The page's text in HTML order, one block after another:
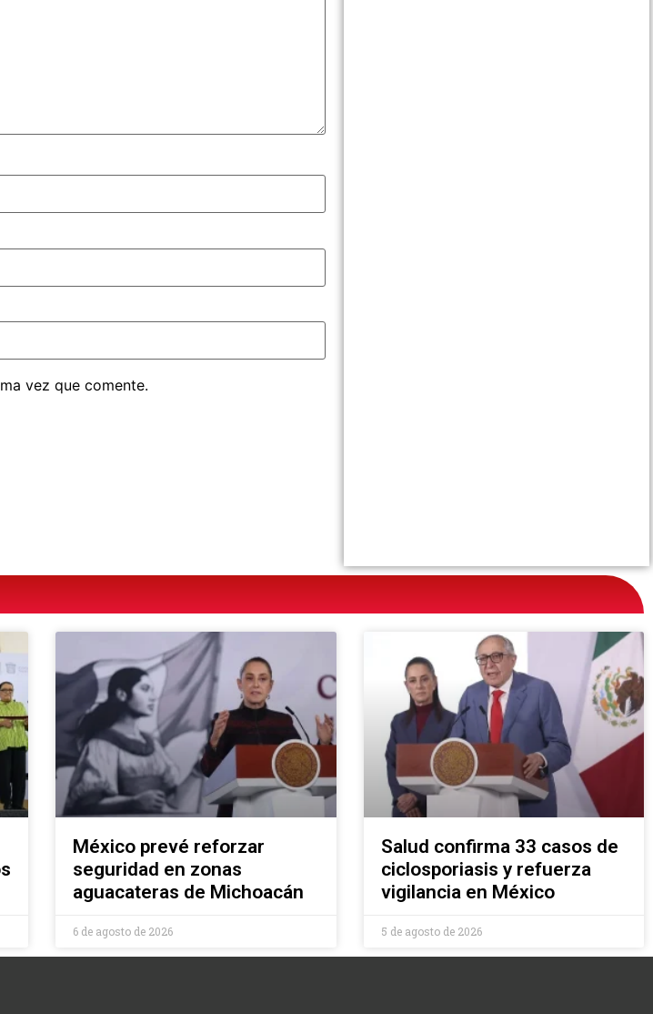
vez que comente.
México prevé reforzar
seguridad en zonas
aguacateras de Michoacán
6 de agosto de 2026
Salud confirma 33 casos de
ciclosporiasis y refuerza
vigilancia en México
5 de agosto de 2026